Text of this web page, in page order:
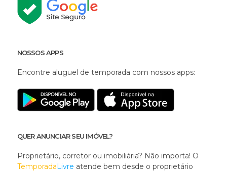
NOSSOS APPS
Encontre aluguel de temporada com nossos apps:
QUER ANUNCIAR SEU IMÓVEL?
Proprietário, corretor ou imobiliária? Não importa! O
Temporada Livre atende bem desde o proprietário